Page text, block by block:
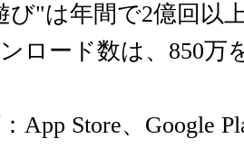
び"は年間で2億回以
ロード数は、850万
App Store、Google